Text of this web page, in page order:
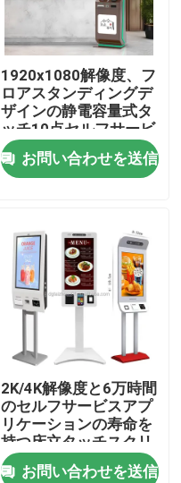
1920x1080解像度、フ
ロアスタンディングデ
ザインの静電容量式タ
ッチ10点セルフサービ
スホテルチェックイン
キオスク
お問い合わせを送信
2K/4K解像度と6万時間
のセルフサービスアプ
リケーションの寿命を
持つ床立タッチスクリ
ーンキオスク
お問い合わせを送信